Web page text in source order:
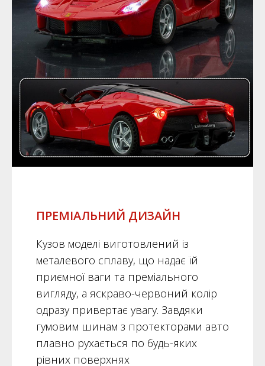
ПРЕМІАЛЬНИЙ ДИЗАЙН
Кузов моделі виготовлений із
металевого сплаву, що надає їй
приємної ваги та преміального
вигляду, а яскраво-червоний колір
одразу привертає увагу. Завдяки
гумовим шинам з протекторами авто
плавно рухається по будь-яких
рівних поверхнях